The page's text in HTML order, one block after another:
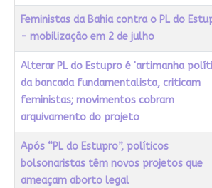
Feministas da Bahia contra o PL do
- mobilização em 2 de julho
Alterar PL do Estupro é 'artimanha
da bancada fundamentalista, criticam
feministas; movimentos cobram
arquivamento do projeto
Após “PL do Estupro”, políticos
bolsonaristas têm novos projetos que
ameaçam aborto legal